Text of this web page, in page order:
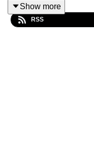
Intelligence fund.
Prissätter börsen
Show more
RSS